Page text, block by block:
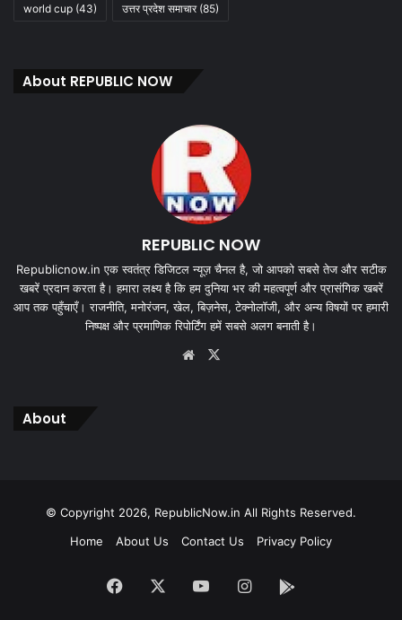
world cup (43) उत्तर प्रदेश समाचार(85)
About REPUBLIC NOW
REPUBLIC NOW
Republicnow.in एक स्वतंत्र डिजिटल न्यूज़ चैनल है, जो आपको सबसे तेज और सटीक
खबरें प्रदान करता है। हमारा लक्ष्य है कि हम दुनिया भर की महत्वपूर्ण और प्रासंगिक खबरें
आप तक पहुँचाएँ। राजनीति, मनोरंजन, खेल, बिज़नेस, टेक्नोलॉजी, और अन्य विषयों पर हमारी
निष्पक्ष और प्रमाणिक रिपोर्टिंग हमें सबसे अलग बनाती है।
Website
About
© Copyright 2026, RepublicNow.in All Rights Reserved.
Home
About Us Contact Us Privacy Policy
Facebook YouTubeInstagram